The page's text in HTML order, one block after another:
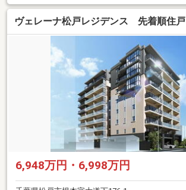
ヴェレーナ松戸レジデンス 先着順住戸
6,948万円・6,998万円